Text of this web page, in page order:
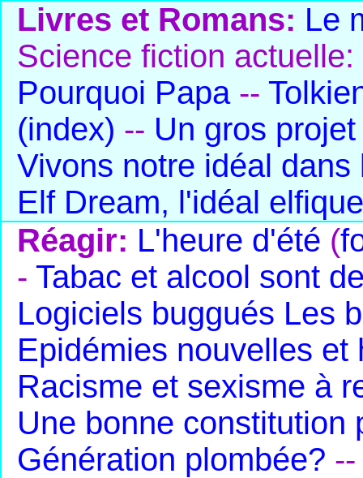
Livres et Romans: Le
Science fiction actuelle:
Pourquoi Papa--
(index) -- Un gros
Vivons notre idéal
Elf Dream, l'idéal elfique
Réagir: L'heure d'été (
- Tabac et alcool sont
Logiciels buggués Les
Epidémies nouvelles et
Racisme et sexisme à
Une bonne constitution
Génération plombée?